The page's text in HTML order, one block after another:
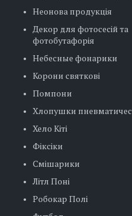
Неонова продукція
Декор для фотосесій та
фотобутафорія
Небесные фонарики
Корони святкові
Помпони
Хлопушки
Хело Кіті
Фіксіки
Смішарики
Літл Поні
Робокар Полі